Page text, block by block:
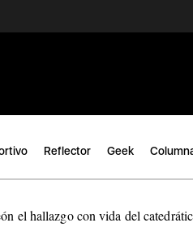
Reflector Geek
el hallazgo con vida del